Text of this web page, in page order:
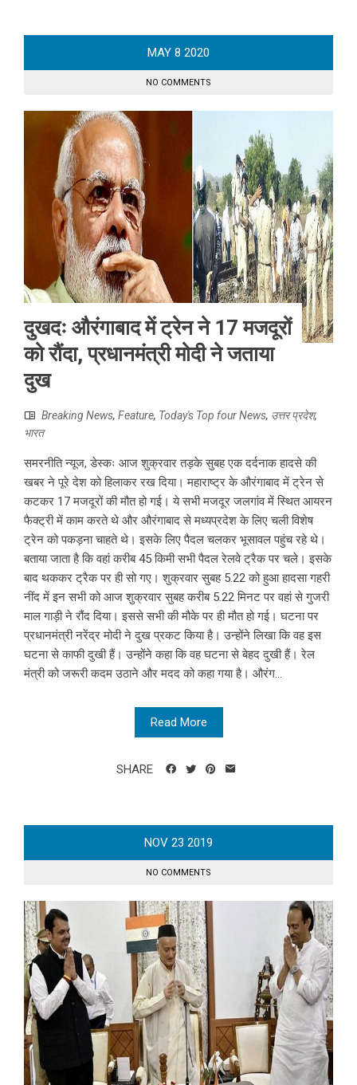
MAY 8 2020
NO COMMENTS
दुखदः औरंगाबाद में ट्रेन ने 17 मजदूरों
को रौंदा, प्रधानमंत्री मोदी ने जताया
दुख
Breaking News, Feature, Today's Top four News, उत्तर प्रदेश,
भारत
समरनीति न्यूज, डेस्कः आज शुक्रवार तड़के सुबह एक दर्दनाक हादसे की
खबर ने पूरे देश को हिलाकर रख दिया। महाराष्ट्र के औरंगाबाद में ट्रेन से
कटकर 17 मजदूरों की मौत हो गई। ये सभी मजदूर जलगांव में स्थित आयरन
फैक्ट्री में काम करते थे और औरंगाबाद से मध्यप्रदेश के लिए चली विशेष
ट्रेन को पकड़ना चाहते थे। इसके लिए पैदल चलकर भूसावल पहुंच रहे थे।
बताया जाता है कि वहां करीब 45 किमी सभी पैदल रेलवे ट्रैक पर चले। इसके
बाद थककर ट्रैक पर ही सो गए। शुक्रवार सुबह 5.22 को हुआ हादसा गहरी
नींद में इन सभी को आज शुक्रवार सुबह करीब 5.22 मिनट पर वहां से गुजरी
माल गाड़ी ने रौंद दिया। इससे सभी की मौके पर ही मौत हो गई। घटना पर
प्रधानमंत्री नरेंद्र मोदी ने दुख प्रकट किया है। उन्होंने लिखा कि वह इस
घटना से काफी दुखी हैं। उन्होंने कहा कि वह घटना से बेहद दुखी हैं। रेल
मंत्री को जरूरी कदम उठाने और मदद को कहा गया है। औरंग...
Read More
SHARE
NOV 23 2019
NO COMMENTS